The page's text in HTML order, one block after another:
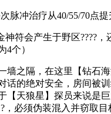
脉冲治疗从40/55/70点提
神符会产生于野区????
4个）
墙之隔，在这里【钻石
话的绝对安全，房间被
【天狼星】探员来说是
，必须伪装混入并窃取目